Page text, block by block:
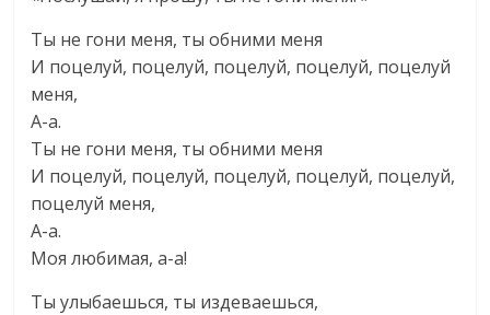
Ты не гони меня, ты обними меня
И поцелуй, поцелуй, поцелуй, поцелуй, поцелуй
меня,
А-а.
Ты не гони меня, ты обними меня
И поцелуй, поцелуй, поцелуй, поцелуй, поцелуй,
поцелуй меня,
А-а.
Моя любимая, а-а!
Ты улыбаешься, ты издеваешься,